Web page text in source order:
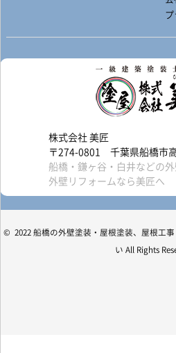
プ
株式会社 美匠
〒274-0801 千葉県船橋市
船橋・鎌ヶ谷・白井などの外
外壁リフォームなら美匠へ
© 2022 船橋の外壁塗装・屋根塗装、屋根工
い All Rights